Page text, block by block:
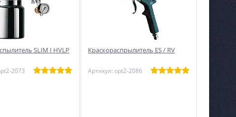
SLIM I HVLP
2073
Краскораспрылитель ES / RV
Артикул: opt2-2086